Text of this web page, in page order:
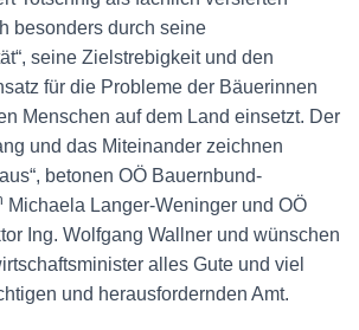
besonders durch seine
seine Zielstrebigkeit und den
für die Probleme der Bäuerinnen
Menschen auf dem Land einsetzt. Der
und das Miteinander zeichnen
betonen OÖ Bauernbund-
Michaela Langer-Weninger und OÖ
Ing. Wolfgang Wallner und wünschen
alles Gute und viel
und herausfordernden Amt.